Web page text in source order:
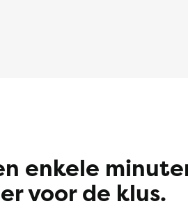
enkele
voor de klus.